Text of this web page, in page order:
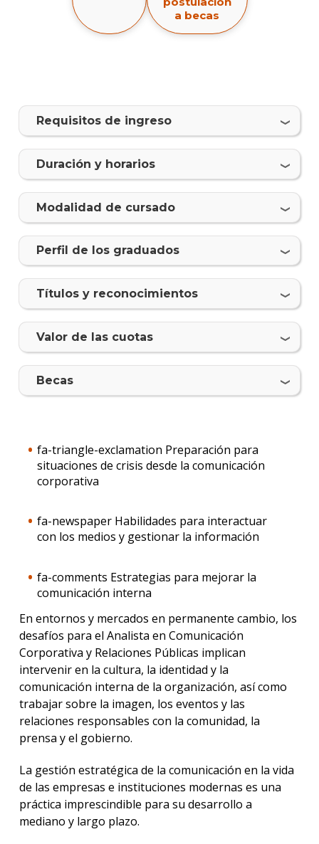
Plan
Por
qué
Qué
los
a becas
Requisitos de ingreso
Duración y horarios
Modalidad de cursado
Perfil de los graduados
Tí­tulos y reconocimientos
Valor de las cuotas
Becas
fa-triangle-exclamation Preparación para
situaciones de crisis desde la comunicación
corporativa
fa-newspaper Habilidades para interactuar
con los medios y gestionar la información
fa-comments Estrategias para mejorar la
comunicación interna
En entornos y mercados en permanente cambio, los
desafíos para el Analista en Comunicación
Corporativa y Relaciones Públicas implican
intervenir en la cultura, la identidad y la
comunicación interna de la organización, así como
trabajar sobre la imagen, los eventos y las
relaciones responsables con la comunidad, la
prensa y el gobierno.
La gestión estratégica de la comunicación en la vida
de las empresas e instituciones modernas es una
práctica imprescindible para su desarrollo a
mediano y largo plazo.